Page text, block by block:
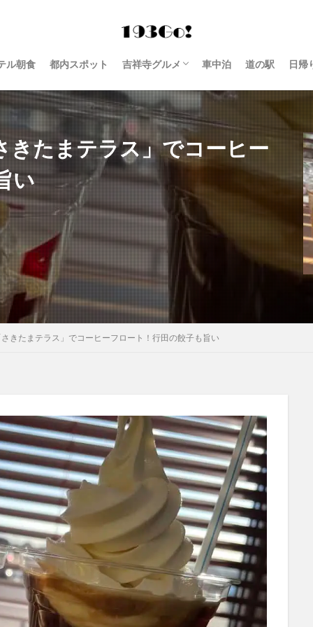
ル朝食 都内スポット 吉祥寺グルメ
西荻窪 グルメ
車中泊 道の駅 日帰
きたまテラス」でコーヒー
旨い
きたまテラス」でコーヒーフロート！行田の餃子も旨い